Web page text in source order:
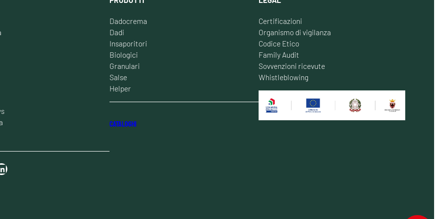
Dadocrema
Dadi
Insaporitori
Biologici
Granulari
Salse
Helper
CATALOGHI
Certificazioni
Organismo di vigilanza
Codice Etico
Family Audit
Sovvenzioni ricevute
Whistleblowing